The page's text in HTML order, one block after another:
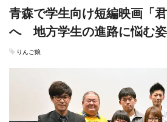
青森で学生向け短編映画「
へ 地方学生の進路に悩む姿
りんご娘